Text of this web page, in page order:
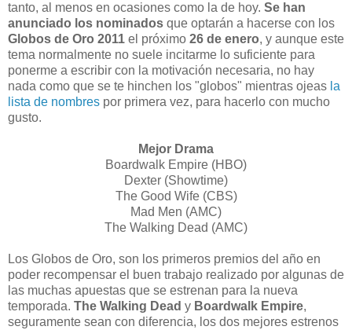
tanto, al menos en ocasiones como la de hoy. Se han
anunciado los nominados que optarán a hacerse con los
Globos de Oro 2011 el próximo 26 de enero, y aunque este
tema normalmente no suele incitarme lo suficiente para
ponerme a escribir con la motivación necesaria, no hay
nada como que se te hinchen los "globos" mientras ojeas la
lista de nombres por primera vez, para hacerlo con mucho
gusto.
Mejor Drama
Boardwalk Empire (HBO)
Dexter (Showtime)
The Good Wife (CBS)
Mad Men (AMC)
The Walking Dead (AMC)
Los Globos de Oro, son los primeros premios del año en
poder recompensar el buen trabajo realizado por algunas de
las muchas apuestas que se estrenan para la nueva
temporada. The Walking Dead y Boardwalk Empire,
seguramente sean con diferencia, los dos mejores estrenos